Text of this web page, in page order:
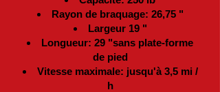
Rayon de braquage: 26,75 "
Largeur 19 "
Longueur: 29 "sans plate-forme
de pied
Vitesse maximale: jusqu'à 3,5 mi /
h